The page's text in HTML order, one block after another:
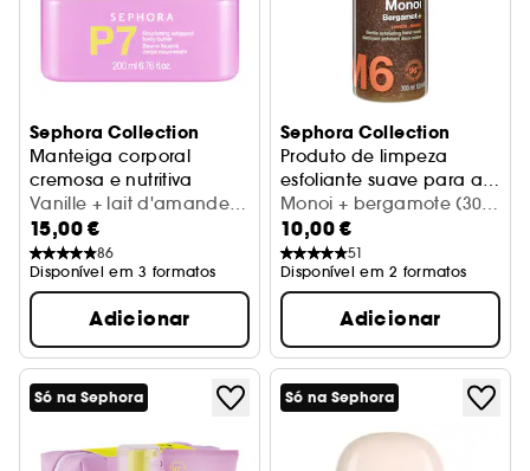
Sephora Collection
Manteiga corporal
cremosa e nutritiva
Hidratação 24 horas por dia
Vanille + lait d'amande
(200 ml)
15,00 €
86
Disponível em 3 formatos
Adicionar
Sephora Collection
Produto de limpeza
esfoliante suave para as
mãos
Gel de limpeza purificante
Monoi + bergamote (300
ml)
10,00 €
51
Disponível em 2 formatos
Adicionar
Só na Sephora Só na Sephora